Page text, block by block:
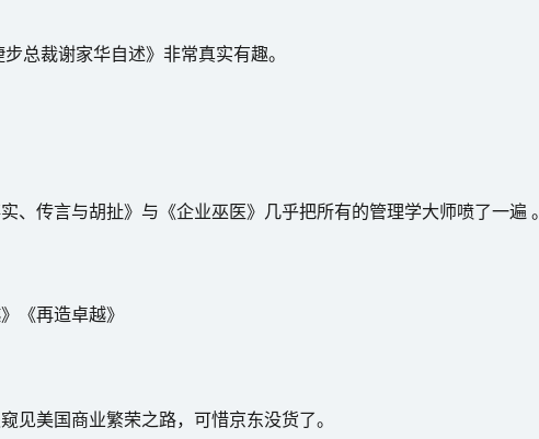
总裁谢家华自述》非常真实有趣。
、传言与胡扯》与《企业巫医》几乎把所有的管理学大师喷了一遍 。
《再造卓越》
见美国商业繁荣之路，可惜京东没货了。